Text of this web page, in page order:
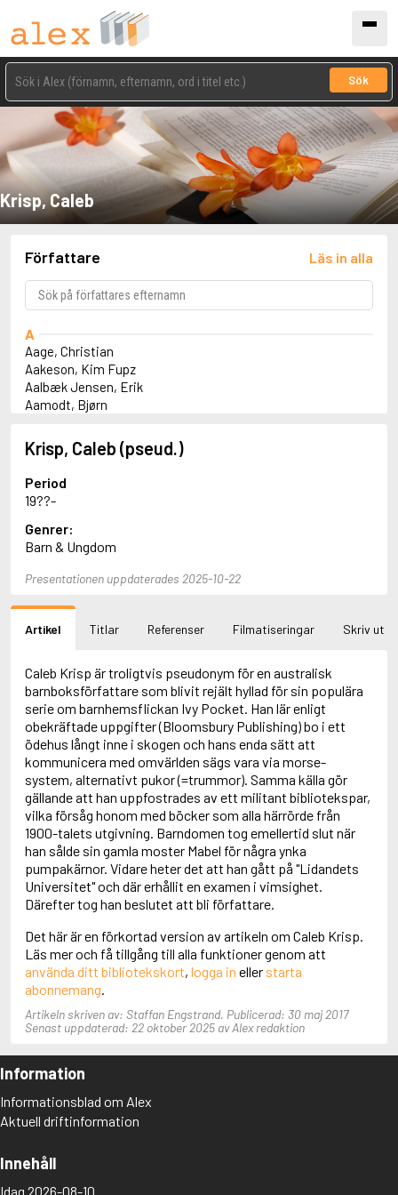
Sök
Krisp, Caleb
Författare Läs in alla
A
Aage, Christian
Aakeson, Kim Fupz
Aalbæk Jensen, Erik
Aamodt, Bjørn
Abbey, Kieran
Abbot, Anthony
Abbott, John
Abbott, Megan
Abdel-Fattah, Randa
Abdolah, Kader
Abé, Kobo
Abele, Inga
Aboulela, Leila
Abrahams, Peter (f. 1947)
Abrahamson, Emmy
Abse, Dannie
Abu-Jaber, Diana
Abulhawa, Susan
Aburas, Lone
Achebe, Chinua
Achmatova, Anna
Aciman, André
Ackebo, Lena
Acker, Kathy
Ackroyd, Peter
Adam de la Halle
Adamov, Arthur
Adams, Herbert
Adams, Jane
Adams, Richard
Adbåge, Emma
Adbåge, Lisen
Adelborg, Ottilia
Adler-Olsen, Jussi
Adlerbeth, Gudmund Jöran
Adnan, Etel
Adolfsson, Gunnar
Adolfsson, Josefine
Krisp, Caleb (pseud.)
Period
19??-
Genrer:
Barn & Ungdom
Presentationen uppdaterades 2025-10-22
Artikel Titlar Referenser Filmatiseringar Skriv ut
Caleb Krisp är troligtvis pseudonym för en australisk
barnboksförfattare som blivit rejält hyllad för sin populära
serie om barnhemsflickan Ivy Pocket. Han lär enligt
obekräftade uppgifter (Bloomsbury Publishing) bo i ett
ödehus långt inne i skogen och hans enda sätt att
kommunicera med omvärlden sägs vara via morse-
system, alternativt pukor (=trummor). Samma källa gör
gällande att han uppfostrades av ett militant bibliotekspar,
vilka försåg honom med böcker som alla härrörde från
1900-talets utgivning. Barndomen tog emellertid slut när
han sålde sin gamla moster Mabel för några ynka
pumpakärnor. Vidare heter det att han gått på "Lidandets
Universitet" och där erhållit en examen i vimsighet.
Därefter tog han beslutet att bli författare.
Det här är en förkortad version av artikeln om Caleb Krisp.
Läs mer och få tillgång till alla funktioner genom att
använda ditt bibliotekskort, logga in eller starta
abonnemang.
Artikeln skriven av: Staffan Engstrand. Publicerad: 30 maj 2017
Senast uppdaterad: 22 oktober 2025 av Alex redaktion
Information
Informationsblad om Alex
Aktuell driftinformation
Innehåll
Idag 2026-08-10